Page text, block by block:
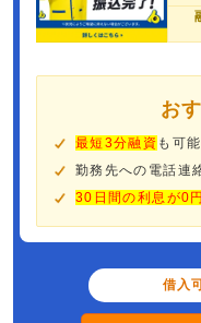
お
最短3分融資 も可能
勤務先への電話連
30日間の利息が0円
借入